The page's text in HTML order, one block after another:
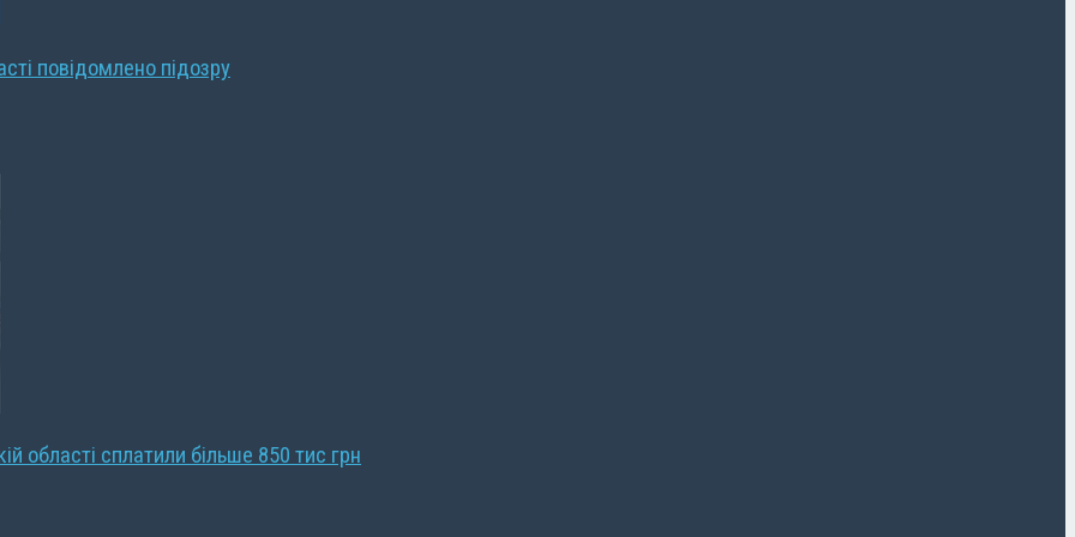
повідомлено підозру
області сплатили більше 850 тис грн